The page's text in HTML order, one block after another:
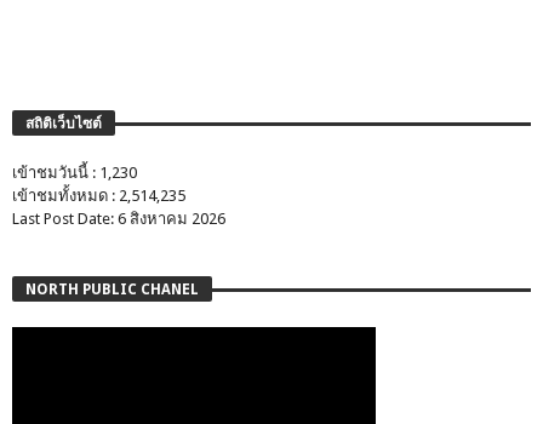
สถิติเว็บไซต์
เข้าชมวันนี้ : 1,230
เข้าชมทั้งหมด : 2,514,235
Last Post Date: 6 สิงหาคม 2026
NORTH PUBLIC CHANEL